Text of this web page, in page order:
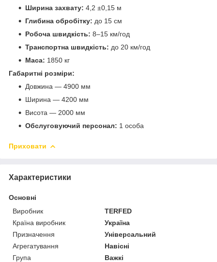
Ширина захвату: 4,2 ±0,15 м
Глибина обробітку: до 15 см
Робоча швидкість: 8–15 км/год
Транспортна швидкість: до 20 км/год
Маса: 1850 кг
Габаритні розміри:
Довжина — 4900 мм
Ширина — 4200 мм
Висота — 2000 мм
Обслуговуючий персонал: 1 особа
Приховати
Характеристики
Основні
Виробник
TERFED
Країна виробник
Україна
Призначення
Універсальний
Агрегатування
Навісні
Група
Важкі